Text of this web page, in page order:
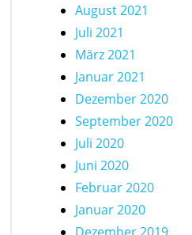
August 2021
Juli 2021
März 2021
Januar 2021
Dezember 2020
September 2020
Juli 2020
Juni 2020
Februar 2020
Januar 2020